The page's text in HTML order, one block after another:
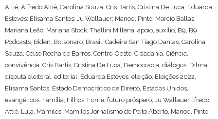
Attié, Alfredo Attié; Carolina Souza; Cris Bartis; Cristina De Luca; Eduarda
Esteves; Elisama Santos; Ju Wallauer; Manoel Pinto; Marcio Ballas;
Mariana Leão; Mariana Stock; Thallini Millena, apoio, auxílio, B9, B9
Podcasts, Biden, Bolsonaro, Brasil, Cadeira San Tiago Dantas, Carolina
Souza, Celso Rocha de Barros, Centro-Oeste, Cidadania, Ciência,
convivência, Cris Bartis, Cristina De Luca, Democracia, diálogos, Dilma,
disputa eleitoral, editorial, Eduarda Esteves, eleição, Eleições 2022,
Elisama Santos, Estado Democrático de Direito, Estados Unidos,
evangélicos, Família, Filhos, Fome, futuro próspero, Ju Wallauer, lfredo
Attié, Lula, Mamilos, Mamilos Jornalismo de Peito Aberto, Manoel Pinto,